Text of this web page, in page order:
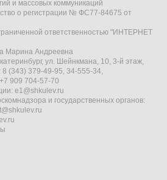
и массовых коммуникаций
о регистрации № ФС77-84675 от
ответственностью "ИНТЕРНЕТ
Марина Андреевна
ул. Шейнкмана, 10, 3-й этаж,
(343) 379-49-95, 34-555-34,
909 704-57-70
e1@shkulev.ru
и государственных органов: